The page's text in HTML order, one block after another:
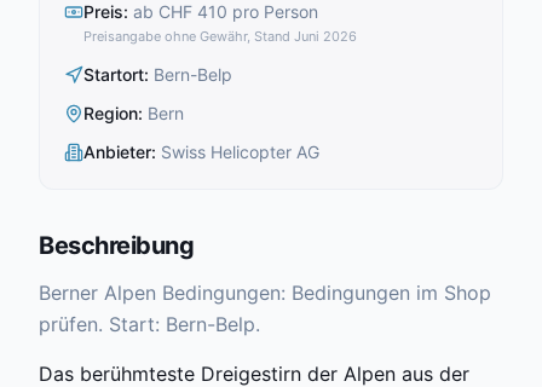
Preis: ab CHF 410 pro Person
Preisangabe ohne Gewähr, Stand Juni 2026
Startort: Bern-Belp
Region: Bern
Anbieter: Swiss Helicopter AG
Beschreibung
Berner Alpen Bedingungen: Bedingungen im Shop
prüfen. Start: Bern-Belp.
Das berühmteste Dreigestirn der Alpen aus der